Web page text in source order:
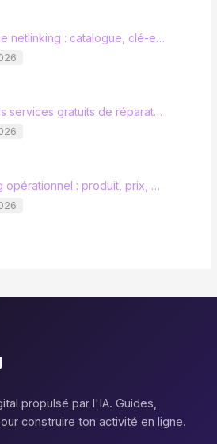
netlinking : catalogue, clé-e…
services gratuits de réparat…
opérationnel : produit, prix, …
propulsé par l'IA. Guides,
construire ton activité en ligne.